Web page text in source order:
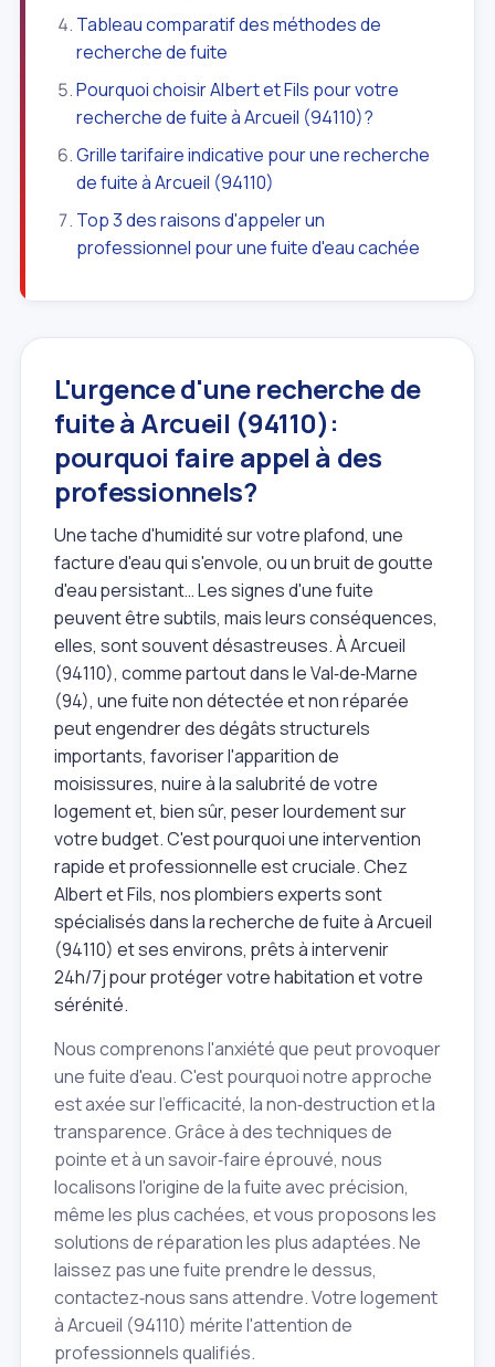
Tableau comparatif des méthodes de
recherche de fuite
Pourquoi choisir Albert et Fils pour votre
recherche de fuite à Arcueil (94110)?
Grille tarifaire indicative pour une recherche
de fuite à Arcueil (94110)
Top 3 des raisons d'appeler un
professionnel pour une fuite d'eau cachée
L'urgence d'une recherche de
fuite à Arcueil (94110):
pourquoi faire appel à des
professionnels?
Une tache d'humidité sur votre plafond, une
facture d'eau qui s'envole, ou un bruit de goutte
d'eau persistant… Les signes d'une fuite
peuvent être subtils, mais leurs conséquences,
elles, sont souvent désastreuses. À Arcueil
(94110), comme partout dans le Val‑de‑Marne
(94), une fuite non détectée et non réparée
peut engendrer des dégâts structurels
importants, favoriser l'apparition de
moisissures, nuire à la salubrité de votre
logement et, bien sûr, peser lourdement sur
votre budget. C'est pourquoi une intervention
rapide et professionnelle est cruciale. Chez
Albert et Fils, nos plombiers experts sont
spécialisés dans la recherche de fuite à Arcueil
(94110) et ses environs, prêts à intervenir
24h/7j pour protéger votre habitation et votre
sérénité.
Nous comprenons l'anxiété que peut provoquer
une fuite d'eau. C'est pourquoi notre approche
est axée sur l'efficacité, la non‑destruction et la
transparence. Grâce à des techniques de
pointe et à un savoir‑faire éprouvé, nous
localisons l'origine de la fuite avec précision,
même les plus cachées, et vous proposons les
solutions de réparation les plus adaptées. Ne
laissez pas une fuite prendre le dessus,
contactez‑nous sans attendre. Votre logement
à Arcueil (94110) mérite l'attention de
professionnels qualifiés.